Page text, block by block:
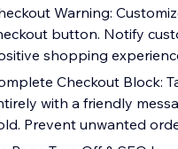
Warning:
button. Notify
shopping
Checkout Block:
with a friendly
Prevent unwanted